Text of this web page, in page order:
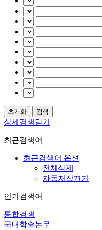
상세검색닫기
최근검색어
최근검색어 옵션
전체삭제
자동저장끄기
인기검색어
통합검색
국내학술논문